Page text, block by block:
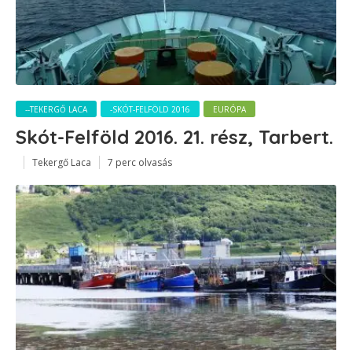
--TEKERGŐ LACA -SKÓT-FELFÖLD 2016 EURÓPA
Skót-Felföld 2016. 21. rész, Tarbert.
Tekergő Laca 7 perc olvasás